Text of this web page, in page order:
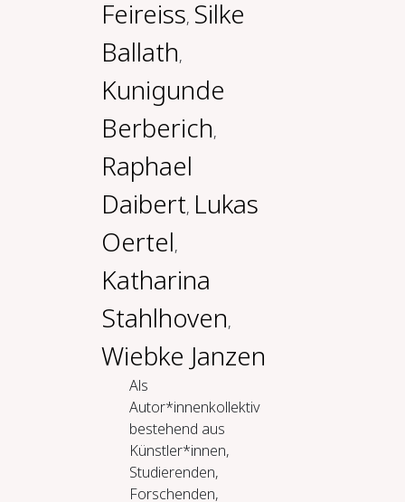
Feireiss, Silke
Ballath,
Kunigunde
Berberich,
Raphael
Daibert, Lukas
Oertel,
Katharina
Stahlhoven,
Wiebke Janzen
Als
Autor*innenkollektiv
bestehend aus
Künstler*innen,
Studierenden,
Forschenden,